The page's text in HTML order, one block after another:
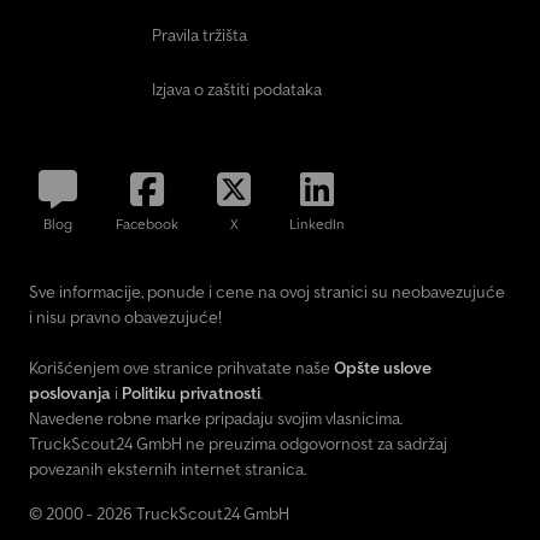
Pravila tržišta
Izjava o zaštiti podataka
Blog Facebook X LinkedIn
Sve informacije, ponude i cene na ovoj stranici su neobavezujuće
i nisu pravno obavezujuće!
Korišćenjem ove stranice prihvatate naše Opšte uslove
poslovanja i Politiku privatnosti.
Navedene robne marke pripadaju svojim vlasnicima.
TruckScout24 GmbH ne preuzima odgovornost za sadržaj
povezanih eksternih internet stranica.
© 2000 - 2026 TruckScout24 GmbH